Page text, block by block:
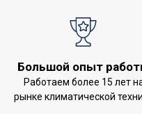
Большой опыт
Работаем более 15 лет
рынке климатической